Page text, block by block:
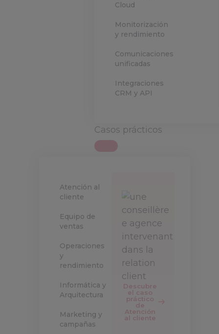
Cloud
Monitorización
y rendimiento
Comunicaciones
unificadas
Integraciones
CRM y API
Casos prácticos
Atención al
cliente
Equipo de
ventas
Operaciones
y
rendimiento
Informática y
Arquitectura
Marketing y
campañas
Descubre
el caso
práctico
de
Atención
al cliente